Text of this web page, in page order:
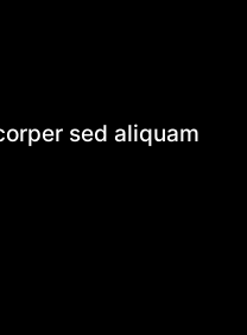
sed aliquam